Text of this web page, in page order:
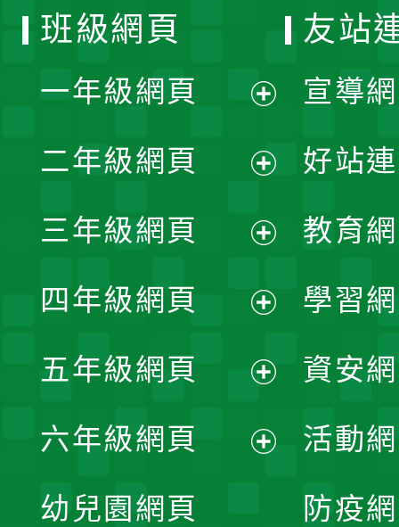
班級網頁
一年級網頁
開
選
單
二年級網頁
開
選
單
三年級網頁
開
選
單
四年級網頁
開
選
五年級網頁
開
六年級網頁
幼兒園網頁
友站
宣導
好站
教育
學習
資安
活動
防疫